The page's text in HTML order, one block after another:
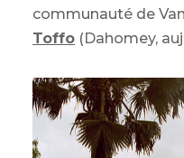
communauté de
Toffo (Dahomey,